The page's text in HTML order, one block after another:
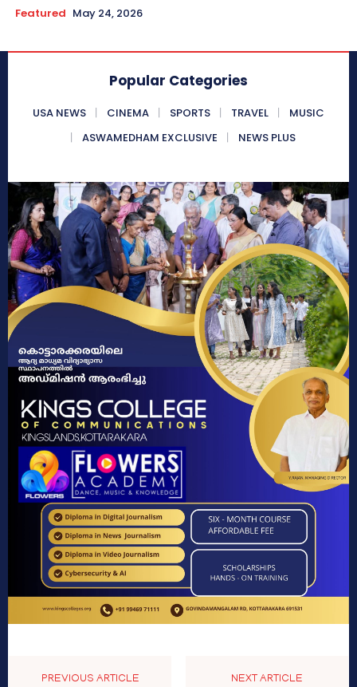
Featured May 24, 2026
Popular Categories
USA NEWS CINEMA SPORTS TRAVEL
MUSIC
ASWAMEDHAM EXCLUSIVE
NEWS PLUS
PREVIOUS ARTICLE NEXT ARTICLE